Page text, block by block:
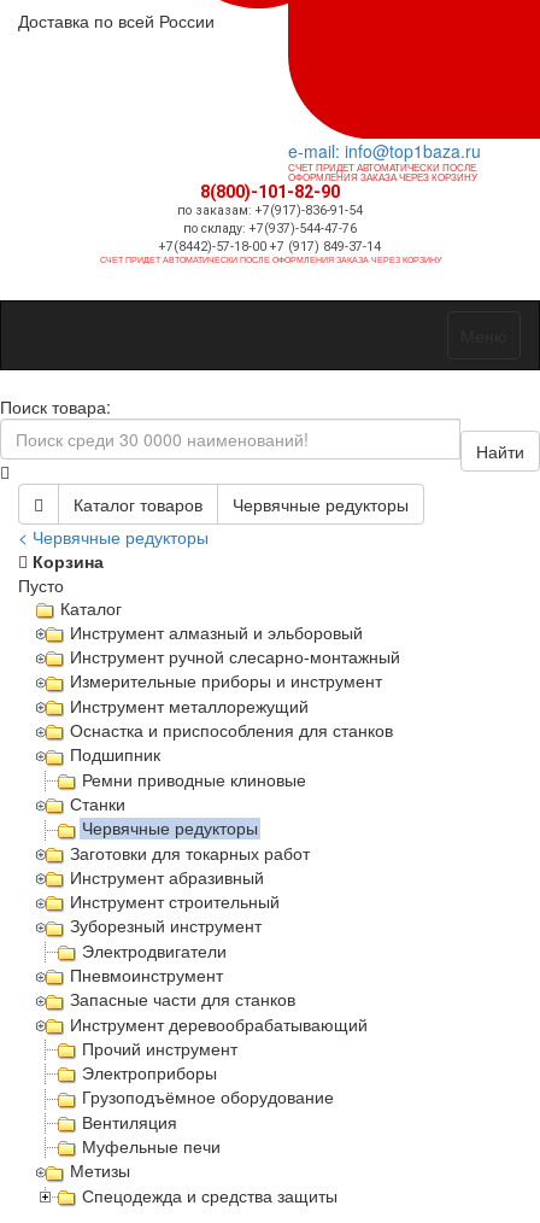
Доставка по всей России
e-mail: info@top1baza.ru
СЧЕТ ПРИДЕТ АВТОМАТИЧЕСКИ ПОСЛЕ
ОФОРМЛЕНИЯ ЗАКАЗА ЧЕРЕЗ КОРЗИНУ
8(800)-101-82-90
по заказам: +7(917)-836-91-54
по складу: +7(937)-544-47-76
+7(8442)-57-18-00 +7 (917) 849-37-14
СЧЕТ ПРИДЕТ АВТОМАТИЧЕСКИ ПОСЛЕ ОФОРМЛЕНИЯ ЗАКАЗА ЧЕРЕЗ КОРЗИНУ
Поиск товара:
Найти
Каталог товаров
Червячные редукторы
< Червячные редукторы
Корзина
Пусто
Каталог
Инструмент алмазный и эльборовый
Инструмент ручной слесарно-монтажный
Измерительные приборы и инструмент
Инструмент металлорежущий
Оснастка и приспособления для станков
Подшипник
Ремни приводные клиновые
Станки
Червячные редукторы
Заготовки для токарных работ
Инструмент абразивный
Инструмент строительный
Зуборезный инструмент
Электродвигатели
Пневмоинструмент
Запасные части для станков
Инструмент деревообрабатывающий
Прочий инструмент
Электроприборы
Грузоподъёмное оборудование
Вентиляция
Муфельные печи
Метизы
Спецодежда и средства защиты